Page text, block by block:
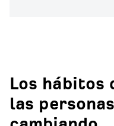
Los hábitos
las